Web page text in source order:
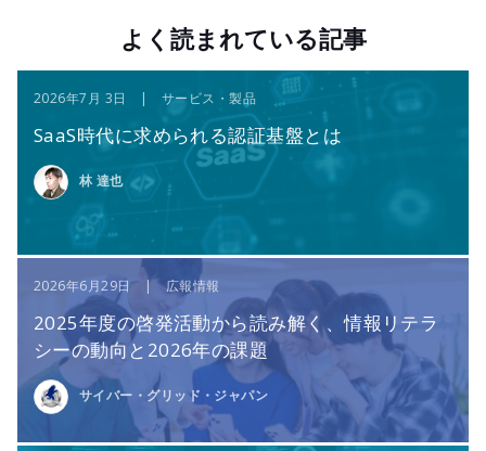
よく読まれている記事
2026年7月 3日 | サービス・製品
SaaS時代に求められる認証基盤とは
林 達也
2026年6月29日 | 広報情報
2025年度の啓発活動から読み解く、情報リテラ
シーの動向と2026年の課題
サイバー・グリッド・ジャパン